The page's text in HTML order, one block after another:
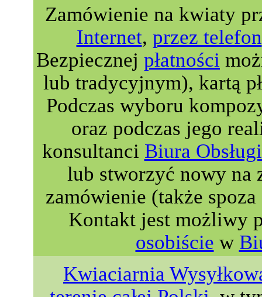
Zamówienie na kwiaty
Internet, przez telefon
Bezpiecznej płatności
lub tradycyjnym), kartą
Podczas wyboru
oraz podczas jego
konsultanci Biura
lub stworzyć nowy na
zamówienie (także
Kontakt jest możliwy
osobiście w
Kwiaciarnia